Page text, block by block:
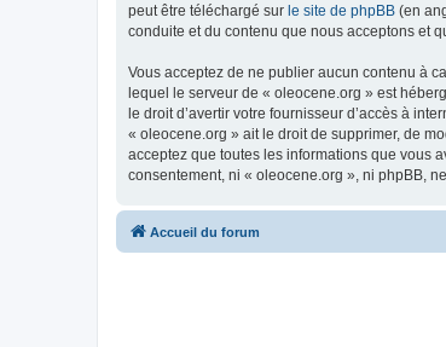
peut être téléchargé sur le site de phpBB (en
conduite et du contenu que nous acceptons et
Vous acceptez de ne publier aucun contenu à
lequel le serveur de « oleocene.org » est
le droit d’avertir votre fournisseur d’accès à
« oleocene.org » ait le droit de supprimer, de
acceptez que toutes les informations que vous
consentement, ni « oleocene.org », ni phpBB,
Accueil du forum